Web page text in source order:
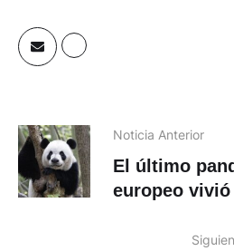
Noticia Anterior
El último
europeo